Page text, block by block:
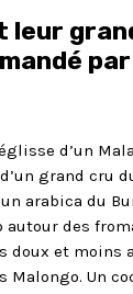
leur
d’un
grand cru
arabica du
des
et moins
Malongo. Un